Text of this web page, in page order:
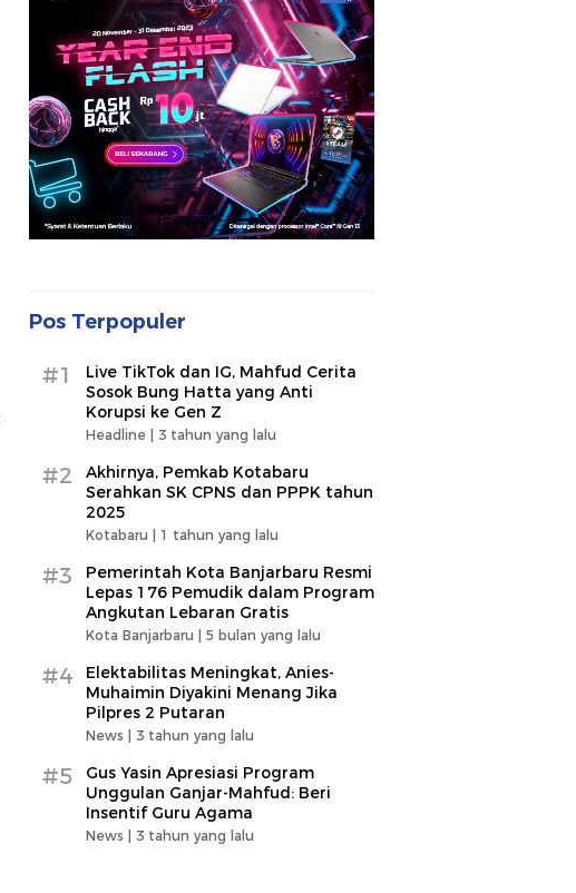
Pos Terpopuler
#1
Live TikTok dan IG, Mahfud Cerita
Sosok Bung Hatta yang Anti
Korupsi ke Gen Z
Headline | 3 tahun yang lalu
#2
Akhirnya, Pemkab Kotabaru
Serahkan SK CPNS dan PPPK tahun
2025
Kotabaru | 1 tahun yang lalu
#3
Pemerintah Kota Banjarbaru Resmi
Lepas 176 Pemudik dalam Program
Angkutan Lebaran Gratis
Kota Banjarbaru | 5 bulan yang lalu
#4
Elektabilitas Meningkat, Anies-
Muhaimin Diyakini Menang Jika
Pilpres 2 Putaran
News | 3 tahun yang lalu
#5
Gus Yasin Apresiasi Program
Unggulan Ganjar-Mahfud: Beri
Insentif Guru Agama
News | 3 tahun yang lalu